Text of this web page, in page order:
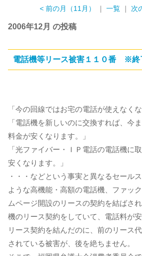
< 前の月（11月） ｜ 一覧 ｜ 次
2006年12月 の投稿
電話機等リース被害１１０番 ※終
「今の回線ではお宅の電話が使えなくな
「電話機を新しいのに交換すれば、今
料金が安くなります。」
「光ファイバー・ＩＰ電話の電話機に
安くなります。」
・・・などという事実と異なるセール
ような高機能・高額の電話機、ファッ
ムページ開設のリースの契約を結ばさ
機のリース契約をしていて、電話料が
リース契約を結んだのに、前のリース
されている被害が、後を絶ちません。